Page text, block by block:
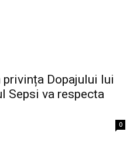
Dopajului lui
Sepsi va respecta
0